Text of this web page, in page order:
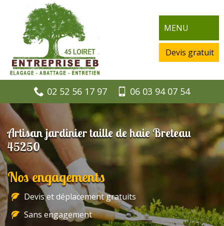
MENU
Devis gratuit
02 52 56 17 97 06 03 94 07 54
Artisan jardinier taille de haie Breteau
45250
Nos engagements
Devis et déplacement gratuits
Sans engagement